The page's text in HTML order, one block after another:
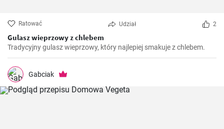
Ratować Udział 2
Gulasz wieprzowy z chlebem
Tradycyjny gulasz wieprzowy, który najlepiej smakuje z chlebem.
Gabciak